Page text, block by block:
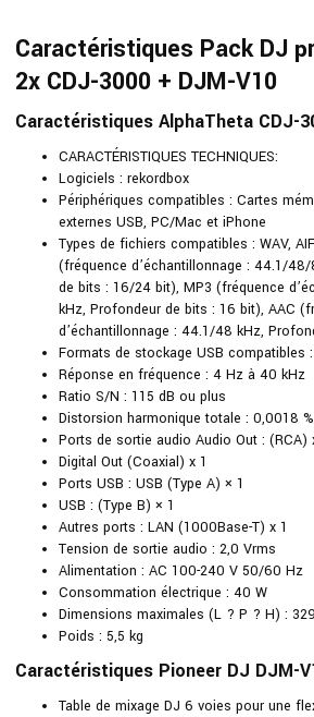
Caractéristiques Pack DJ
2x CDJ-3000 + DJM-V10
Caractéristiques AlphaTheta CDJ-
CARACTÉRISTIQUES TECHNIQUES:
Logiciels : rekordbox
Périphériques compatibles : Cartes
externes USB, PC/Mac et iPhone
Types de fichiers compatibles : WAV,
(fréquence d’échantillonnage : 44.1/
de bits : 16/24 bit), MP3 (fréquence
kHz, Profondeur de bits : 16 bit), AAC
d’échantillonnage : 44.1/48 kHz,
Formats de stockage USB compatibles
Réponse en fréquence : 4 Hz à 40 kHz
Ratio S/N : 115 dB ou plus
Distorsion harmonique totale : 0,0018
Ports de sortie audio Audio Out : (RCA)
Digital Out (Coaxial) x 1
Ports USB : USB (Type A) × 1
USB : (Type B) × 1
Autres ports : LAN (1000Base-T) x 1
Tension de sortie audio : 2,0 Vrms
Alimentation : AC 100-240 V 50/60 Hz
Consommation électrique : 40 W
Dimensions maximales (L ? P ? H) :
Poids : 5,5 kg
Caractéristiques Pioneer DJ DJM-
Table de mixage DJ 6 voies pour une